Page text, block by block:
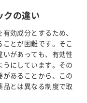
クの違い
効成分とするため、
とが困難です。そこ
いがあっても、有効性
うにしています。その
があることから、この
品とは異なる制度で取